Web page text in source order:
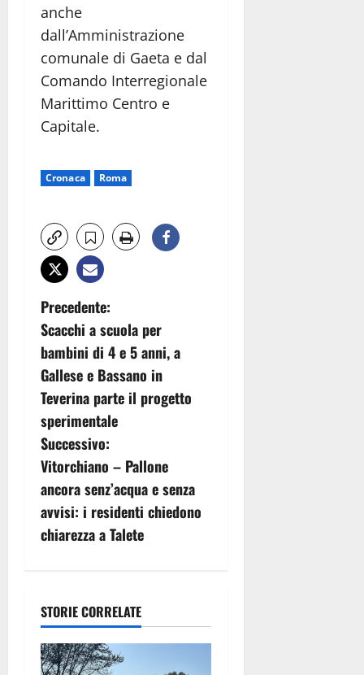
anche
dall’Amministrazione
comunale di Gaeta e dal
Comando Interregionale
Marittimo Centro e
Capitale.
Cronaca Roma
N
a
v
i
g
a
z
i
n
e
Precedente:
Scacchi a scuola per
bambini di 4 e 5 anni, a
Gallese e Bassano in
Teverina parte il progetto
sperimentale
Successivo:
Vitorchiano – Pallone
ancora senz’acqua e senza
avvisi: i residenti chiedono
chiarezza a Talete
STORIE CORRELATE